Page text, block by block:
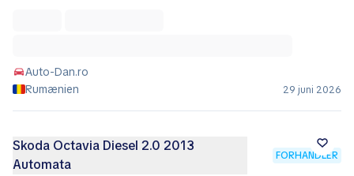
Auto-Dan.ro
Rumænien
29 juni 2026
Skoda Octavia Diesel 2.0 2013
Automata
FORHANDLER